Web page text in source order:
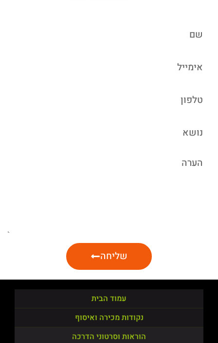
שליחה
עמוד הבית
נקודות מכירה ואיסוף
הוראות וסרטוני הדרכה